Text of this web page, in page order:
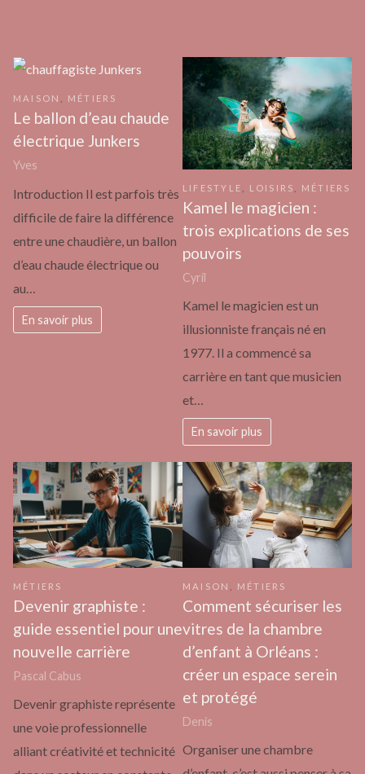
MAISON MÉTIERS
Le ballon d’eau chaude
électrique Junkers
Yves
Introduction Il est parfois très
difficile de faire la différence
entre une chaudière, un ballon
d’eau chaude électrique ou
au…
En savoir plus
LIFESTYLE LOISIRS MÉTIERS
Kamel le magicien :
trois explications de ses
pouvoirs
Cyril
Kamel le magicien est un
illusionniste français né en
1977. Il a commencé sa
carrière en tant que musicien
et…
En savoir plus
MÉTIERS
Devenir graphiste :
guide essentiel pour une
nouvelle carrière
Pascal Cabus
Devenir graphiste représente
une voie professionnelle
alliant créativité et technicité
MAISON MÉTIERS
Comment sécuriser les
vitres de la chambre
d’enfant à Orléans :
créer un espace serein
et protégé
Denis
Organiser une chambre